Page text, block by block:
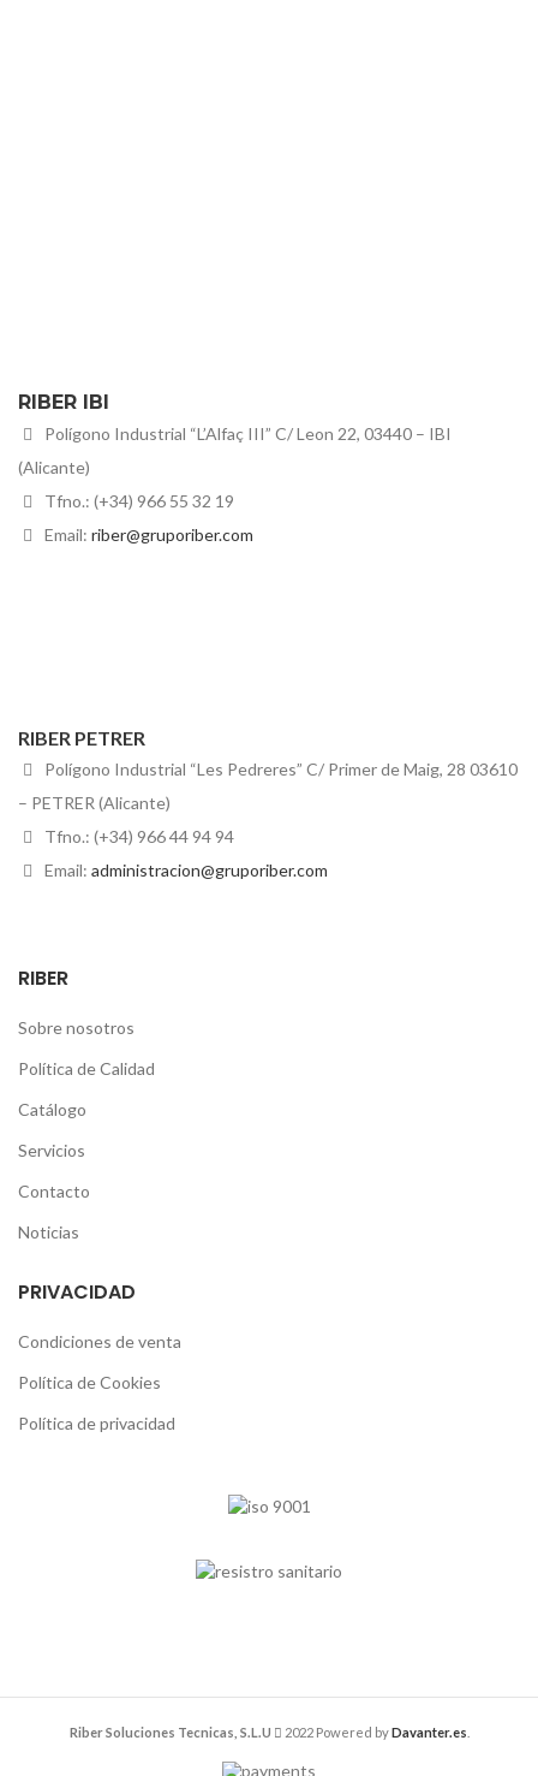
RIBER IBI
Polígono Industrial “L’Alfaç III” C/ Leon 22, 03440 – IBI
(Alicante)
Tfno.: (+34) 966 55 32 19
Email: riber@gruporiber.com
RIBER PETRER
Polígono Industrial “Les Pedreres” C/ Primer de Maig, 28 03610
– PETRER (Alicante)
Tfno.: (+34) 966 44 94 94
Email: administracion@gruporiber.com
RIBER
Sobre nosotros
Política de Calidad
Catálogo
Servicios
Contacto
Noticias
PRIVACIDAD
Condiciones de venta
Política de Cookies
Política de privacidad
Riber Soluciones Tecnicas, S.L.U 2022 Powered byDavanter.es